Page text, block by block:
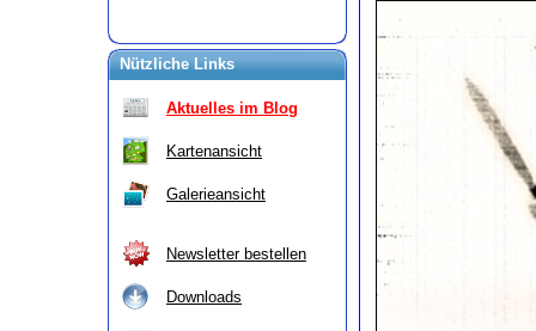
Nützliche Links
Aktuelles im Blog
Kartenansicht
Galerieansicht
Newsletter bestellen
Downloads